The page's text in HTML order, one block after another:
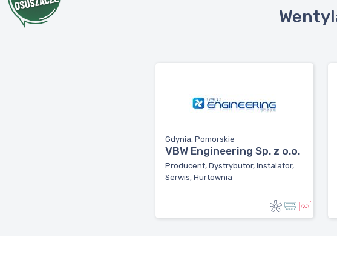
Gdynia, Pomorskie
VBW Engineering Sp. z o.o.
Producent, Dystrybutor, Instalator,
Serwis, Hurtownia